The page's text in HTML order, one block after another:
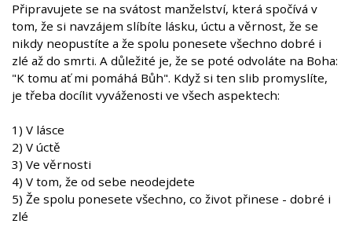
Připravujete se na svátost manželství, která spočívá v
tom, že si navzájem slíbíte lásku, úctu a věrnost, že se
nikdy neopustíte a že spolu ponesete všechno dobré i
zlé až do smrti. A důležité je, že se poté odvoláte na Boha:
"K tomu ať mi pomáhá Bůh". Když si ten slib promyslíte,
je třeba docílit vyváženosti ve všech aspektech:
1) V lásce
2) V úctě
3) Ve věrnosti
4) V tom, že od sebe neodejdete
5) Že spolu ponesete všechno, co život přinese - dobré i
zlé